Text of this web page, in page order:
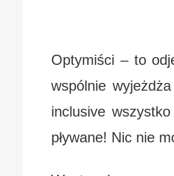
Optymiści – to
wspólnie
inclusive
pływane! Nic nie